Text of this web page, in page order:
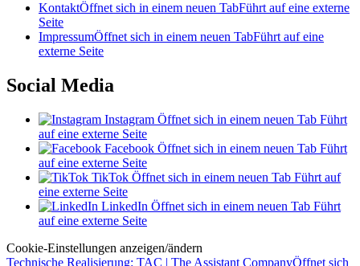
KontaktÖffnet sich in einem neuen TabFührt auf eine externe
Seite
ImpressumÖffnet sich in einem neuen TabFührt auf eine
externe Seite
Social Media
Instagram Öffnet sich in einem neuen Tab Führt
auf eine externe Seite
Facebook Öffnet sich in einem neuen Tab Führt
auf eine externe Seite
TikTok Öffnet sich in einem neuen Tab Führt auf
eine externe Seite
LinkedIn Öffnet sich in einem neuen Tab Führt
auf eine externe Seite
Cookie-Einstellungen anzeigen/ändern
Technische Realisierung: TAC | The Assistant CompanyÖffnet sich